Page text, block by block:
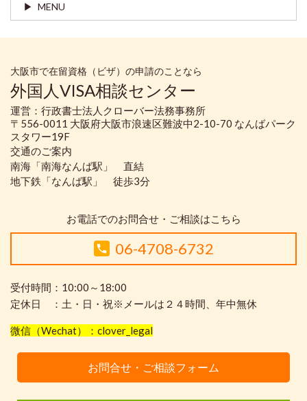
MENU
大阪市で在留資格（ビザ）の申請のことなら
外国人VISA相談センター
運営：行政書士法人クローバー法務事務所
〒556-0011 大阪府大阪市浪速区難波中2-10-70 なんばパーク
スタワー19F
交通のご案内
南海「南海なんば駅」 直結
地下鉄「なんば駅」 徒歩3分
お電話でのお問合せ・ご相談はこちら
06-4708-6732
受付時間：10:00～18:00
定休日 ：土・日・祝※メールは２４時間、年中無休
微信（Wechat）：clover_legal
お問合せ・ご相談フォーム